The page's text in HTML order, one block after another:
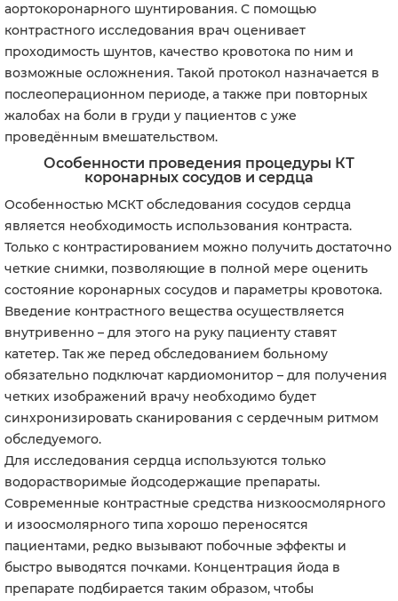
аортокоронарного шунтирования. С помощью
контрастного исследования врач оценивает
проходимость шунтов, качество кровотока по ним и
возможные осложнения. Такой протокол назначается в
послеоперационном периоде, а также при повторных
жалобах на боли в груди у пациентов с уже
проведённым вмешательством.
Особенности проведения процедуры КТ
коронарных сосудов и сердца
Особенностью МСКТ обследования сосудов сердца
является необходимость использования контраста.
Только с контрастированием можно получить достаточно
четкие снимки, позволяющие в полной мере оценить
состояние коронарных сосудов и параметры кровотока.
Введение контрастного вещества осуществляется
внутривенно – для этого на руку пациенту ставят
катетер. Так же перед обследованием больному
обязательно подключат кардиомонитор – для получения
четких изображений врачу необходимо будет
синхронизировать сканирования с сердечным ритмом
обследуемого.
Для исследования сердца используются только
водорастворимые йодсодержащие препараты.
Современные контрастные средства низкоосмолярного
и изоосмолярного типа хорошо переносятся
пациентами, редко вызывают побочные эффекты и
быстро выводятся почками. Концентрация йода в
препарате подбирается таким образом, чтобы